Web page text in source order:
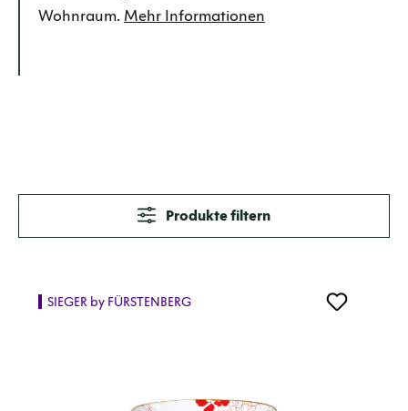
Wohnraum. Mehr Informationen
Produkte filtern
SIEGER by FÜRSTENBERG